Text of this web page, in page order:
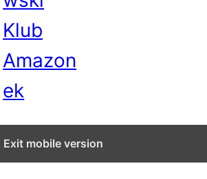
Klub
Amazon
ek
Exit mobile version